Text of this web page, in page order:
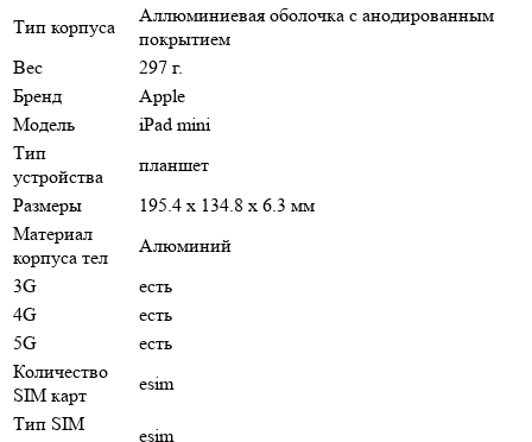
Тип корпуса
Аллюминиевая оболочка с анодированным
покрытием
Вес
297 г.
Бренд
Apple
Модель
iPad mini
Тип
устройства
планшет
Размеры
195.4 x 134.8 x 6.3 мм
Материал
корпуса тел
Алюминий
3G
есть
4G
есть
5G
есть
Количество
SIM карт
esim
Тип SIM
esim